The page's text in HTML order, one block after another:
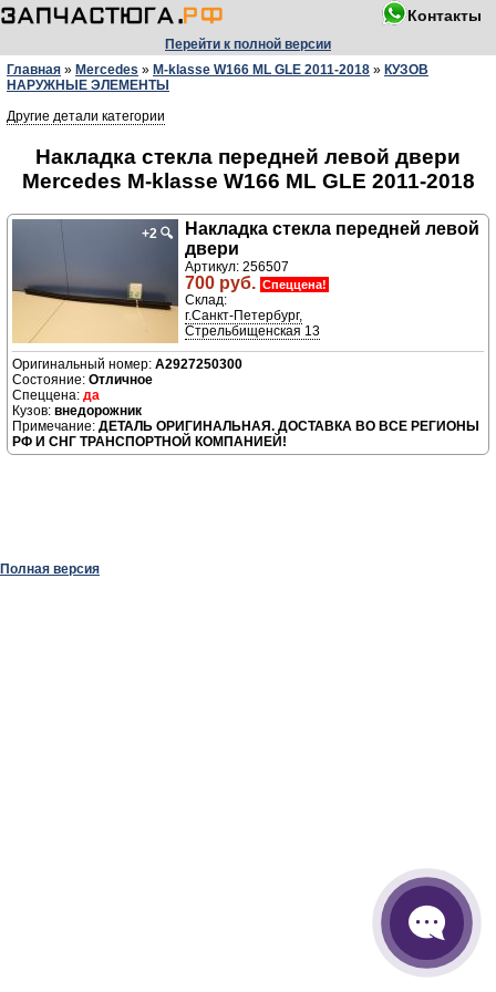
Контакты
Перейти к полной версии
Главная » Mercedes » M-klasse W166 ML GLE 2011-2018 » КУЗОВ
НАРУЖНЫЕ ЭЛЕМЕНТЫ
Другие детали категории
Накладка стекла передней левой двери
Mercedes M-klasse W166 ML GLE 2011-2018
+2 🔍
Накладка стекла передней левой
двери
Артикул: 256507
700 руб. Спеццена!
Склад:
г.Санкт-Петербург,
Стрельбищенская 13
A2927250300
Отличное
да
внедорожник
ДЕТАЛЬ ОРИГИНАЛЬНАЯ. ДОСТАВКА ВО ВСЕ РЕГИОНЫ
РФ И СНГ ТРАНСПОРТНОЙ КОМПАНИЕЙ!
Полная версия